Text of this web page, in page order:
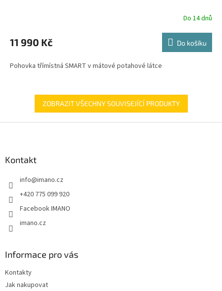
R
M
A
Do 14 dnů
11 990 Kč Do košíku
Pohovka třímístná SMART v mátové potahové látce
ZOBRAZIT VŠECHNY SOUVISEJÍCÍ PRODUKTY
Kontakt
info@imano.cz
+420 775 099 920
Facebook IMANO
imano.cz
Informace pro vás
Kontakty
Jak nakupovat